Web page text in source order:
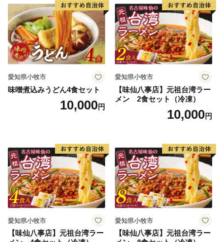
太平洋気候区域にあり、年間の降雨量は約3,000ミリと
いう日本の最多雨地域です。
沿岸では平均気温が約16度になり、真冬でも海水温が
10度以下に下がることはなく、冬でも暖かな気候です。
海岸部や離島には亜熱帯植物が分布しています。
愛知県小牧市
味噌煮込みうどん4食セット
10,000円
愛知県小牧市
【味仙八事店】元祖台湾ラー
メン 2食セット（冷凍）
10,000円
愛知県小牧市
【味仙八事店】元祖台湾ラー
愛知県小牧市
【味仙八事店】元祖台湾ラー